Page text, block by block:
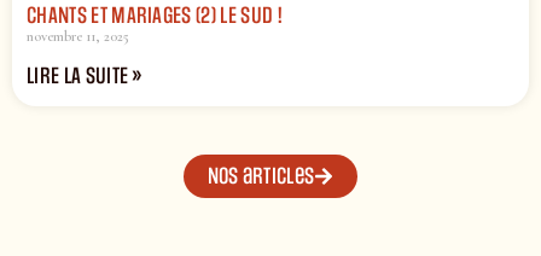
CHANTS ET MARIAGES (2) LE SUD !
novembre 11, 2025
LIRE LA SUITE »
Nos articles